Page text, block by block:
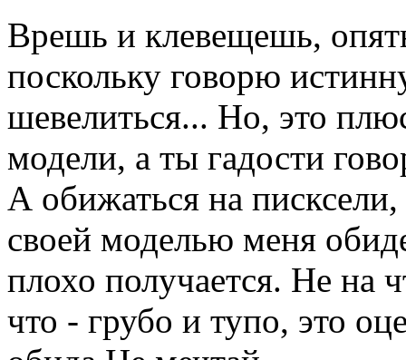
Врешь и клевещешь,
поскольку говорю
шевелиться... Но, это
модели, а ты гадости
А обижаться на
своей моделью меня
плохо получается. Не на
что - грубо и тупо, это